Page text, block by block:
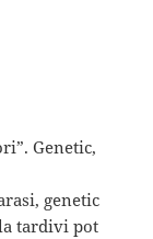
Genetic,
genetic
tardivi pot